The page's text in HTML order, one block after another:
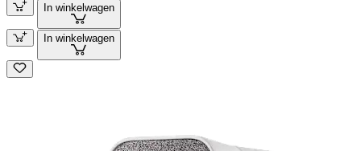
In winkelwagen
In winkelwagen